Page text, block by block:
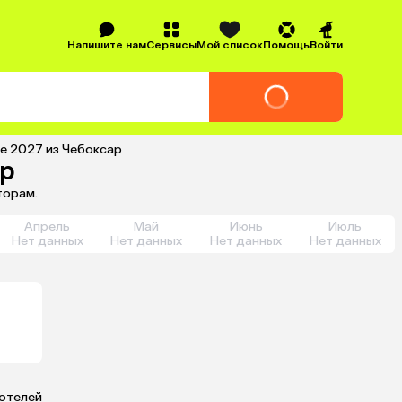
Напишите намСервисыМой списокПомощьВойти
2027 из Чебоксар
Апрель
Нет данных
Май
Нет данных
Июнь
Нет данных
Июль
Нет данных